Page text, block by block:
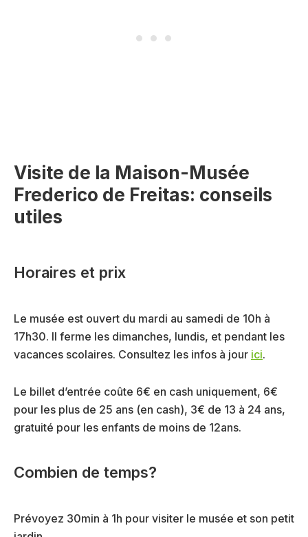
Visite de la Maison-Musée
Frederico de Freitas: conseils
utiles
Horaires et prix
Le musée est ouvert du mardi au samedi de 10h à
17h30. Il ferme les dimanches, lundis, et pendant les
vacances scolaires. Consultez les infos à jour ici.
Le billet d’entrée coûte 6€ en cash uniquement, 6€
pour les plus de 25 ans (en cash), 3€ de 13 à 24 ans,
gratuité pour les enfants de moins de 12ans.
Combien de temps?
Prévoyez 30min à 1h pour visiter le musée et son petit